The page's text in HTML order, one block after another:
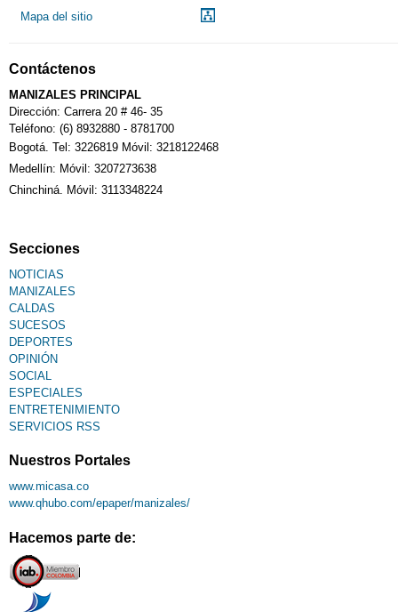
Mapa del sitio
Contáctenos
MANIZALES PRINCIPAL
Dirección: Carrera 20 # 46- 35
Teléfono: (6) 8932880 - 8781700
Bogotá. Tel: 3226819 Móvil: 3218122468
Medellín: Móvil: 3207273638
Chinchiná. Móvil: 3113348224
Secciones
NOTICIAS
MANIZALES
CALDAS
SUCESOS
DEPORTES
OPINIÓN
SOCIAL
ESPECIALES
ENTRETENIMIENTO
SERVICIOS RSS
Nuestros Portales
www.micasa.co
www.qhubo.com/epaper/manizales/
Hacemos parte de: